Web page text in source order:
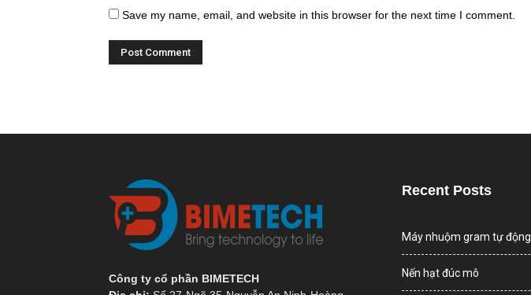
Save my name, email, and website in this browser for the next time I comment.
Công ty cổ phần BIMETECH
Recent Posts
Máy nhuộm gram tự động
Nến hạt đúc mô